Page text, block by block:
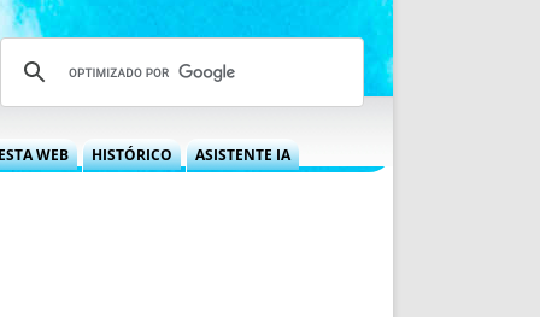
WEB HISTÓRICO ASISTENTE IA